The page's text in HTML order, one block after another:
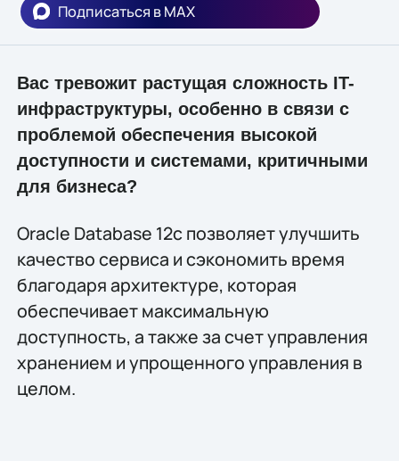
Подписаться в MAX
Вас тревожит растущая сложность IT-
инфраструктуры, особенно в связи c
проблемой обеспечения высокой
доступности и системами, критичными
для бизнеса?
Oracle Database 12c позволяет улучшить
качество сервиса и сэкономить время
благодаря архитектуре, которая
обеспечивает максимальную
доступность, а также за счет управления
хранением и упрощенного управления в
целом.